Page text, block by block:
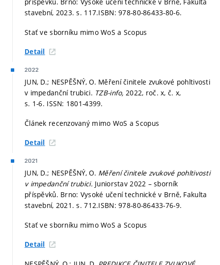
stavební, 2023.s. 117.ISBN: 978-80-86433-80-6.
Stať ve sborníku mimo WoS a Scopus
Detail
2022
JUN, D.; NESPĚŠNÝ, O. Měření činitele zvukové pohltivosti
v impedanční trubici. TZB-info, 2022, roč. x, č. x,
s. 1-6. ISSN: 1801-4399.
Článek recenzovaný mimo WoS a Scopus
Detail
2021
JUN, D.; NESPĚŠNÝ, O. Měření činitele zvukové pohltivosti
v impedanční trubici. Juniorstav 2022 – sborník
příspěvků. Brno: Vysoké učení technické v Brně, Fakulta
stavební, 2021.s. 712.ISBN: 978-80-86433-76-9.
Stať ve sborníku mimo WoS a Scopus
Detail